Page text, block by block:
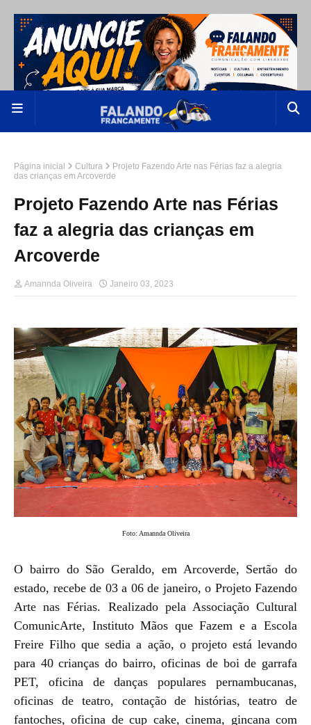
Página inicial Cultura
Projeto Fazendo Arte nas Férias faz a alegria
das crianças em Arcoverde
Projeto Fazendo Arte nas Férias
faz a alegria das crianças em
Arcoverde
Amannda Oliveira Janeiro 03, 2023
Foto: Amannda Oliveira
O bairro do São Geraldo, em Arcoverde, Sertão do
estado, recebe de 03 a 06 de janeiro, o Projeto Fazendo
Arte nas Férias. Realizado pela Associação Cultural
ComunicArte, Instituto Mãos que Fazem e a Escola
Freire Filho que sedia a ação, o projeto está levando
para 40 crianças do bairro, oficinas de boi de garrafa
PET, oficina de danças populares pernambucanas,
oficinas de teatro, contação de histórias, teatro de
fantoches, oficina de cup cake, cinema, gincana com